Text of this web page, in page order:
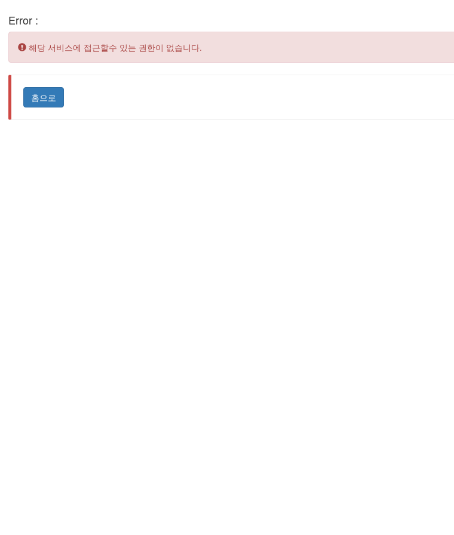
Error :
Error:
해당 서비스에 접근할수 있는 권한이 없습니다.
홈으로